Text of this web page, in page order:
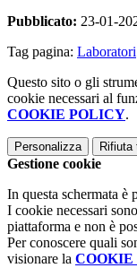
Pubblicato: 23-01-
Tag pagina: Laboratori
Questo sito o gli
cookie necessari al
COOKIE POLICY.
Personalizza Rifiuta
Gestione cookie
In questa schermata è
I cookie necessari
piattaforma e non è
Per conoscere quali
visionare la